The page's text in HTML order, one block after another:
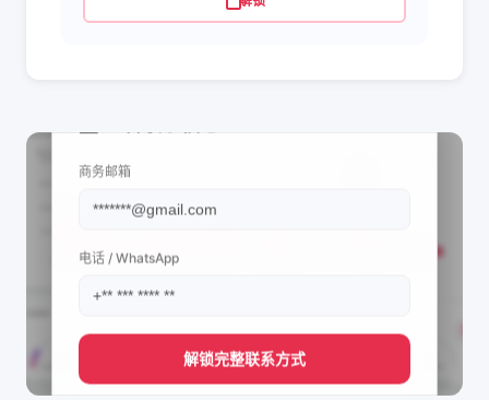
商务邮箱
电话 / WhatsApp
解锁完整联系方式